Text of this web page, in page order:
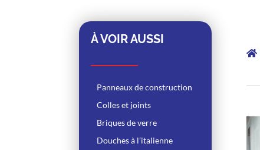
À VOIR AUSSI
Panneaux de construction
Colles et joints
Briques de verre
Douches à l’italienne